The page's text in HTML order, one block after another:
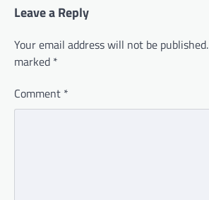
Leave a Reply
Your email address will not be published.
marked *
Comment *